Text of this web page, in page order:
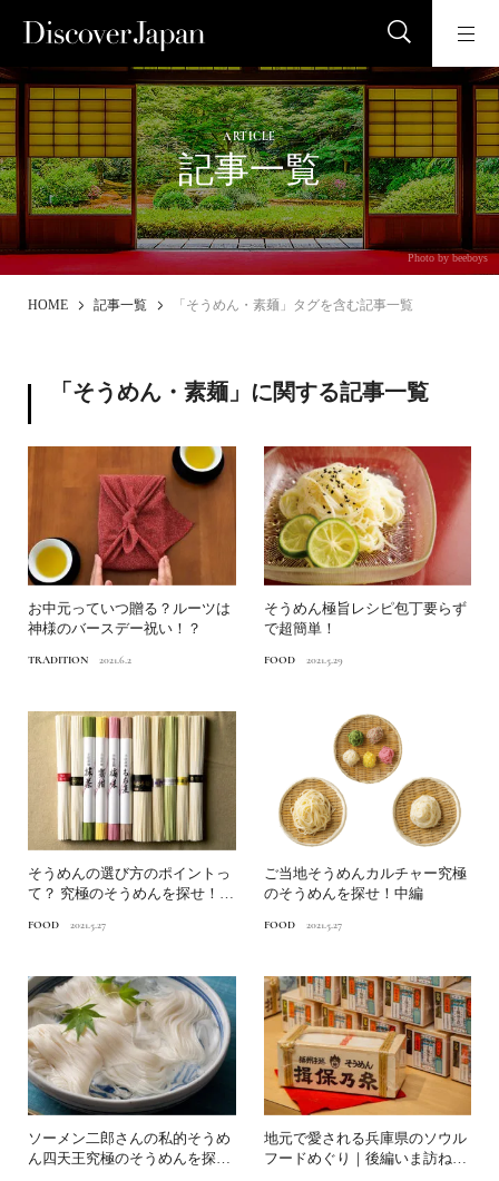
ARTICLE
記事一覧
Photo by beeboys
HOME 記事一覧 「そうめん・素麺」タグを含む記事一覧
「そうめん・素麺」に関する記事一覧
お中元っていつ贈る？ルーツは
神様のバースデー祝い！？
TRADITION 2021.6.2
そうめん極旨レシピ包丁要らず
で超簡単！
FOOD 2021.5.29
そうめんの選び方のポイントっ
て？ 究極のそうめんを探せ！前
FOOD 2021.5.27
ご当地そうめんカルチャー究極
のそうめんを探せ！中編
FOOD 2021.5.27
ソーメン二郎さんの私的そうめ
ん四天王究極のそうめんを探
地元で愛される兵庫県のソウル
フードめぐり｜後編いま訪ねた